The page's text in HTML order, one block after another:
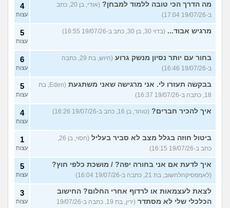
מה הדרך הכי טובה ללמוד למבחן?
(אודי, בן 20, כתב
ב-19/07/26 17:04)
4
עצות
מרגיש אבוד... (בדוי 30, בן 30, כתב ב-19/07/26 16:55) 5
עצות
בחור עם יותר נסיון מנשק גרוע
(היוש, בת 29, כתבה
ב-19/07/26 16:46)
6
עצות
בבקשה תעזרו לי. אני מרגישה שאני משתגעת
(Eden, בת
18, כתבה ב-19/07/26 16:37)
5
עצות
איך להכיר חברים? (טוהר, בן 16, כתב ב-19/07/26 16:26) 4
עצות
ביטול חוזה בגלל מצב לא סביר בעליל
(חסוי, בן 26,
כתב ב-19/07/26 16:15)
1
עצות
איך לדעת אם אני בחורה יפה? / מושכת כלפי חוץ?
(לאמפסיקהלחשוב, בת 21, כתבה ב-19/07/26 16:04)
5
עצות
לצאת לעצמאות או לרדוף אחרי החלום? החישוב
הכלכלי שלי לא מסתדר
(ירין, בת 19, כתבה ב-19/07/26
3
עצות